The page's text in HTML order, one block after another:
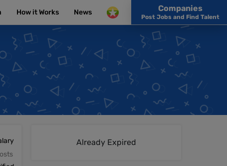
How it Works News Companies
Post Jobs and Find Talent
Already Expired